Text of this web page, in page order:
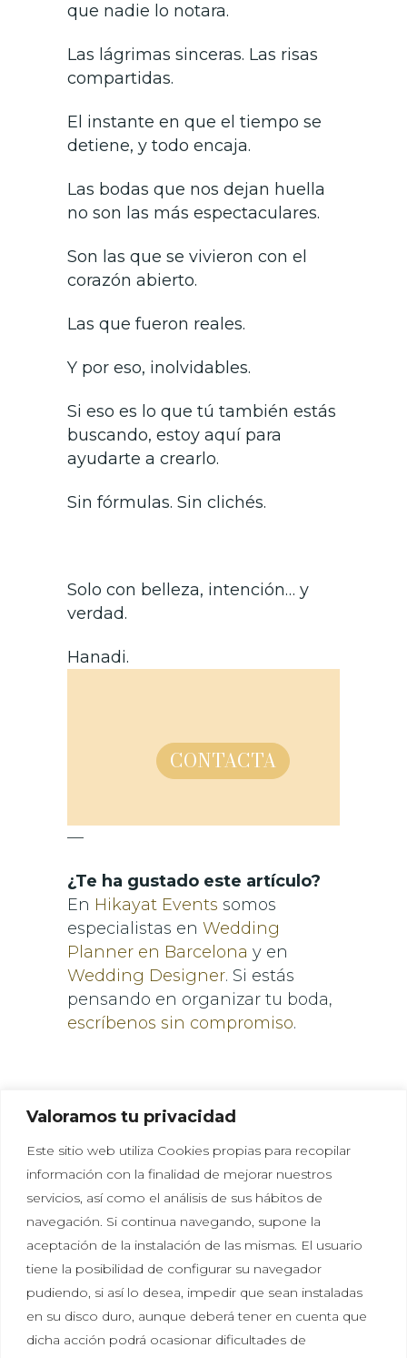
Valoramos tu privacidad
Este sitio web utiliza Cookies propias para recopilar
información con la finalidad de mejorar nuestros
servicios, así como el análisis de sus hábitos de
navegación. Si continua navegando, supone la
aceptación de la instalación de las mismas. El usuario
tiene la posibilidad de configurar su navegador
pudiendo, si así lo desea, impedir que sean instaladas
en su disco duro, aunque deberá tener en cuenta que
dicha acción podrá ocasionar dificultades de
que nadie lo notara.
Las lágrimas sinceras. Las risas
compartidas.
El instante en que el tiempo se
detiene, y todo encaja.
Las bodas que nos dejan huella
no son las más espectaculares.
Son las que se vivieron con el
corazón abierto.
Las que fueron reales.
Y por eso, inolvidables.
Si eso es lo que tú también estás
buscando, estoy aquí para
ayudarte a crearlo.
Sin fórmulas. Sin clichés.
Solo con belleza, intención… y
verdad.
Hanadi.
CONTACTA
—
¿Te ha gustado este artículo?
En Hikayat Events somos
especialistas en Wedding
Planner en Barcelona y en
Wedding Designer. Si estás
pensando en organizar tu boda,
escríbenos sin compromiso.
Política de privacidad | Política de cookies
Aviso
legal